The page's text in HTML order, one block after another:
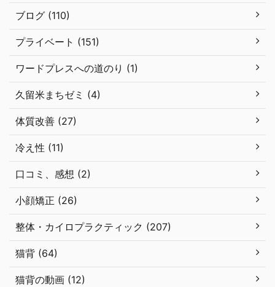
ブログ (110)
プライベート (151)
ワードプレスへの道のり (1)
久留米まちゼミ (4)
体質改善 (27)
冷え性 (11)
口コミ、感想 (2)
小顔矯正 (26)
整体・カイロプラクティック (207)
猫背 (64)
猫背の動画 (12)